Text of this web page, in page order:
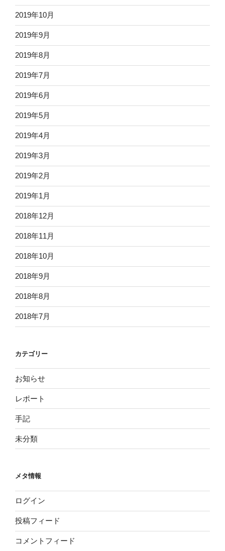
2019年10月
2019年9月
2019年8月
2019年7月
2019年6月
2019年5月
2019年4月
2019年3月
2019年2月
2019年1月
2018年12月
2018年11月
2018年10月
2018年9月
2018年8月
2018年7月
カテゴリー
お知らせ
レポート
手記
未分類
メタ情報
ログイン
投稿フィード
コメントフィード